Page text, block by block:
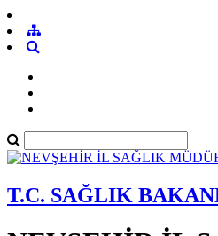
T.C. SAĞLIK